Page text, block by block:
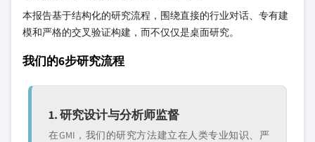
本报告基于结构化的研究流程，围绕直接的行业对话、专有建
模和严格的交叉验证构建，而不仅仅是桌面研究。
我们的6步研究流程
1. 研究设计与分析师监督
在GMI，我们的研究方法建立在人类专业知识、严